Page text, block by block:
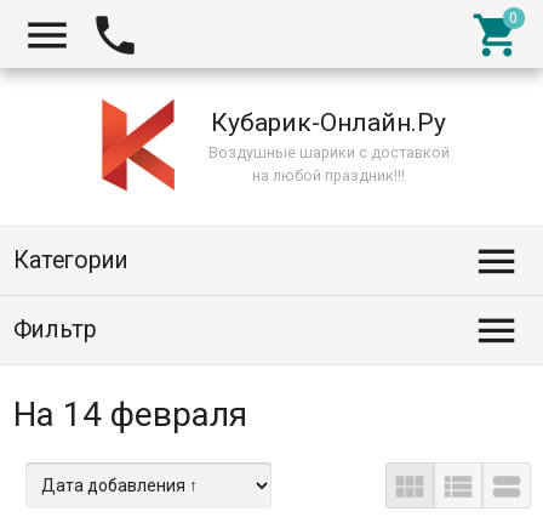
  
Кубарик-Онлайн.Ру
Воздушные шарики с доставкой
на любой праздник!!!
Категории 
Фильтр 
На 14 февраля
  